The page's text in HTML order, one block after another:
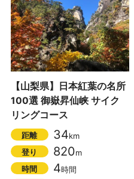
【山梨県】日本紅葉の名所
100選 御嶽昇仙峡 サイク
リングコース
距離 34km
登り
820m
時間
4時間